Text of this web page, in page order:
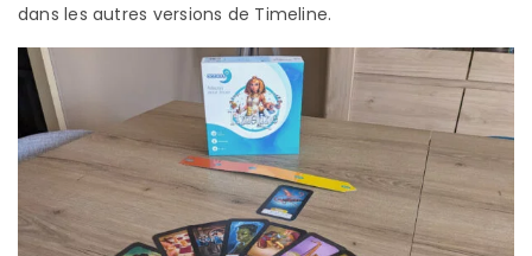
dans les autres versions de Timeline.